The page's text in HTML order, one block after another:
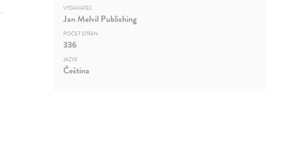
VYDAVATEĽ
Jan Melvil Publishing
POČET STRÁN
336
JAZYK
Čeština